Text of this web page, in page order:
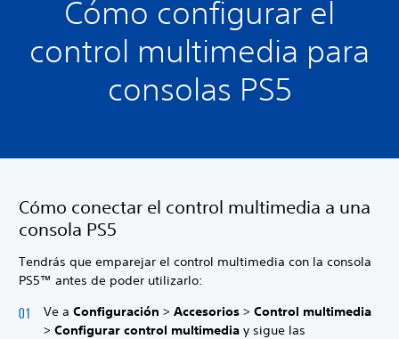
Cómo configurar el
control multimedia para
consolas PS5
Cómo conectar el control multimedia a una
consola PS5
Tendrás que emparejar el control multimedia con la consola
PS5™ antes de poder utilizarlo:
Ve a Configuración > Accesorios > Control multimedia
> Configurar control multimedia y sigue las